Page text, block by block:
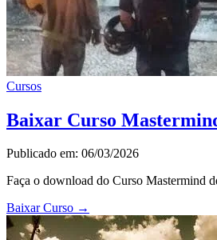
Cursos
Baixar Curso
Publicado em: 06/03/2026
Faça o download do Curso Mastermind
Baixar Curso →